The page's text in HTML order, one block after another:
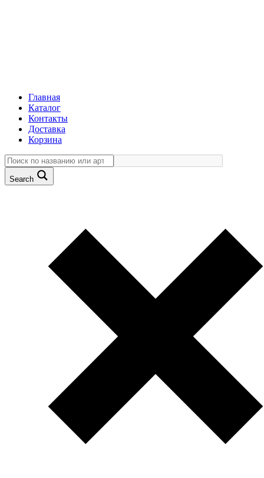
Главная
Каталог
Контакты
Доставка
Корзина
Search